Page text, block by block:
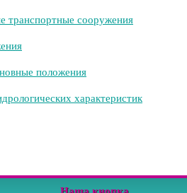
транспортные сооружения
положения
характеристик